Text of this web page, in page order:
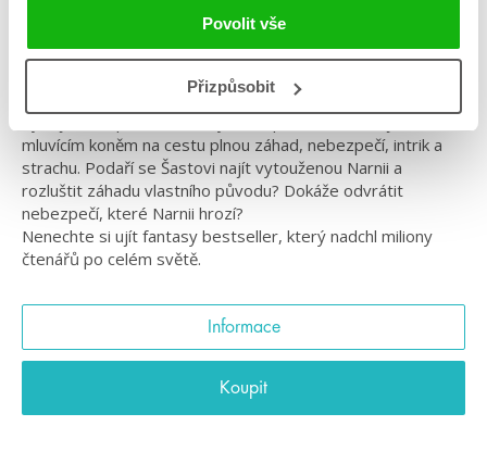
Povolit vše
Přizpůsobit
3. díl světového fantasy bestselleru
Je spousta dveří, ale pouze jedny vedou do jiného světa.
Projděte s námi do země zázraků a kouzel – do Narnie!
mluvícím koněm na cestu plnou záhad, nebezpečí, intrik a
strachu. Podaří se Šastovi najít vytouženou Narnii a
rozluštit záhadu vlastního původu? Dokáže odvrátit
nebezpečí, které Narnii hrozí?
Nenechte si ujít fantasy bestseller, který nadchl miliony
čtenářů po celém světě.
Informace
Koupit